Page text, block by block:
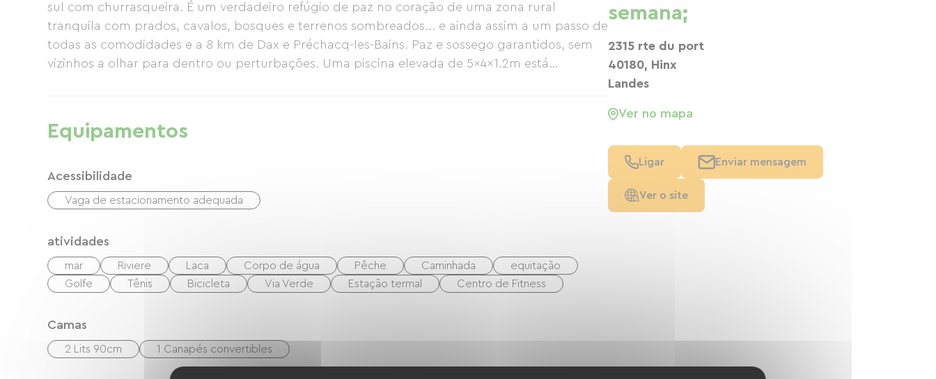
sul com churrasqueira. É um verdadeiro refúgio de paz no coração de uma zona rural
tranquila com prados, cavalos, bosques e terrenos sombreados... e ainda assim a um passo de
todas as comodidades e a 8 km de Dax e Préchacq-les-Bains. Paz e sossego garantidos, sem
vizinhos a olhar para dentro ou perturbações. Uma piscina elevada de 5x4x1.2m está
Equipamentos
Acessibilidade
Vaga de estacionamento adequada
atividades
mar Riviere Laca Corpo de água Pêche Caminhada
equitação
Golfe
Tênis Bicicleta Via Verde Estação termal Centro de Fitness
Camas
2 Lits 90cm 1 Canapés convertibles
semana;
2315 rte du port
40180, Hinx
Landes
Ver no mapa
Ligar Enviar mensagem
Ver o site